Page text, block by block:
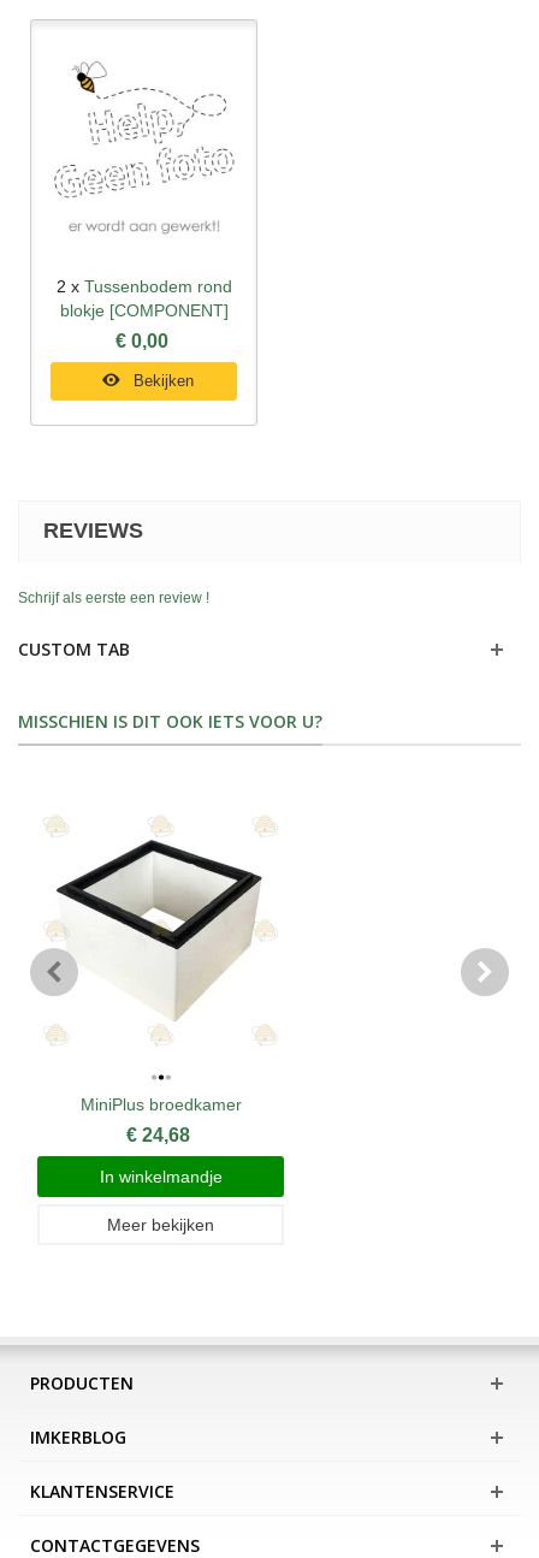
2 x Tussenbodem rond
blokje [COMPONENT]
€ 0,00
Bekijken
REVIEWS
Schrijf als eerste een review !
CUSTOM TAB
MISSCHIEN IS DIT OOK IETS VOOR U?
MiniPlus broedkamer
€ 24,68
In winkelmandje
Meer bekijken
PRODUCTEN
IMKERBLOG
KLANTENSERVICE
CONTACTGEGEVENS